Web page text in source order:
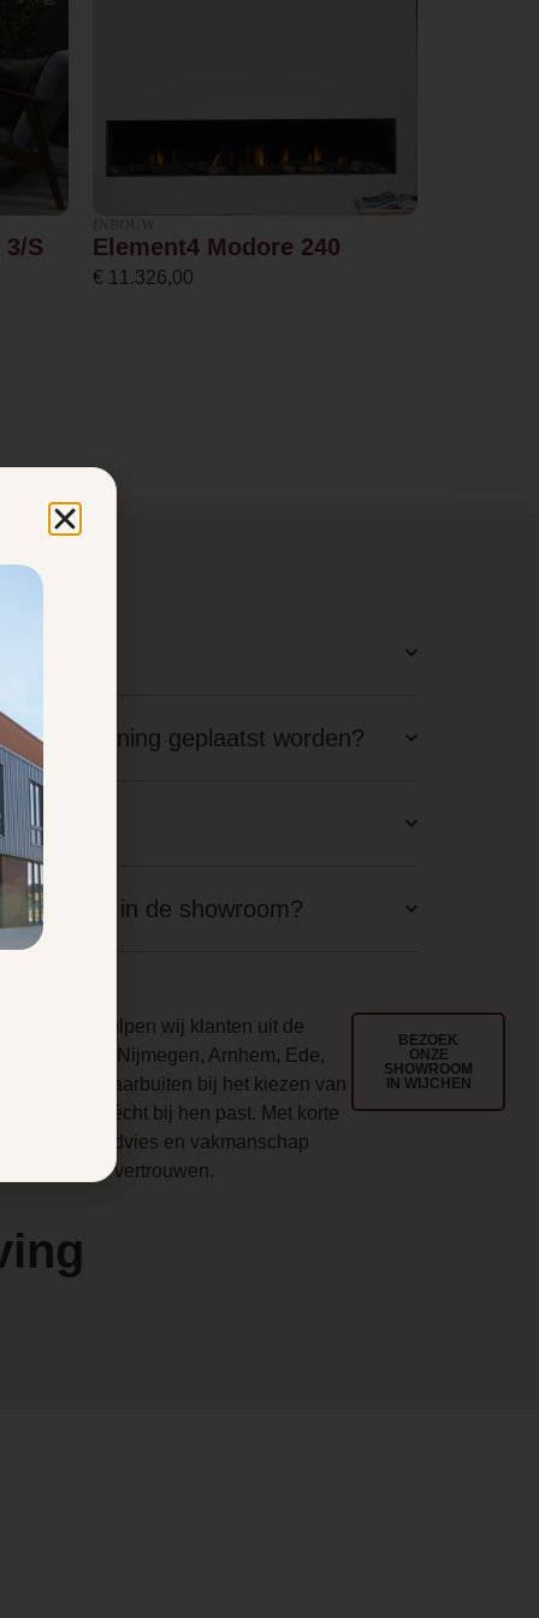
S Element4 Modore 240
€ 11.326,00
woning geplaatst worden?
nodig?
in de showroom?
jarenlang helpen wij klanten uit de
Wijchen, Nijmegen, Arnhem, Ede,
en ver daarbuiten bij het kiezen van
haard die écht bij hen past. Met korte
eerlijk advies en vakmanschap
u kunt vertrouwen.
BEZOEK
ONZE
SHOWROOM
IN WIJCHEN